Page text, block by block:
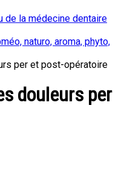
de la médecine dentaire
naturo, aroma, phyto,
per et post-opératoire
douleurs per